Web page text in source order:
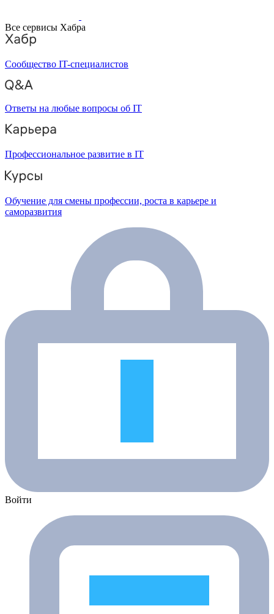
Все сервисы Хабра
Сообщество IT-специалистов
Ответы на любые вопросы об IT
Профессиональное развитие в IT
Обучение для смены профессии, роста в карьере и
саморазвития
Войти